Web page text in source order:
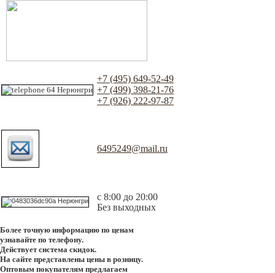
+7 (495) 649-52-49
+7 (499) 398-21-76
+7 (926) 222-97-87
6495249@mail.ru
с 8:00 до 20:00
Без выходных
Более точную информацию по ценам
узнавайте по телефону.
Действует система скидок.
На сайте представлены цены в розницу.
Оптовым покупателям предлагаем